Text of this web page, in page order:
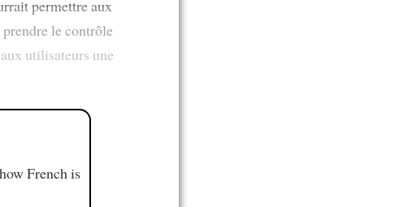
permettre aux
prendre le contrôle
utilisateurs une
French is